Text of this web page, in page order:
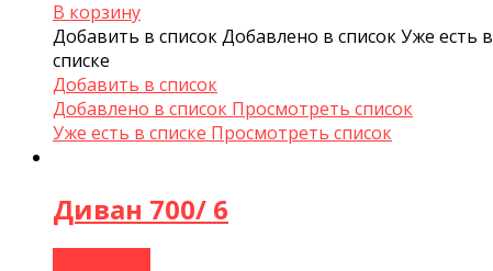
В корзину
Добавить в списокДобавлено в списокУже есть в
списке
Добавить в список
Добавлено в список Просмотреть список
Уже есть в списке Просмотреть список
Диван 700/ 6